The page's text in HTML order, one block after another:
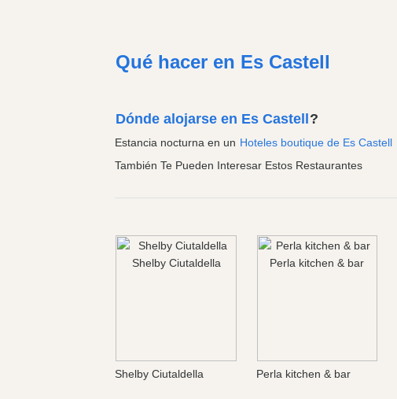
Qué hacer en Es Castell
Dónde alojarse en Es Castell?
Estancia nocturna en un Hoteles boutique de Es Castell
También Te Pueden Interesar Estos Restaurantes
Shelby Ciutaldella Perla kitchen & bar